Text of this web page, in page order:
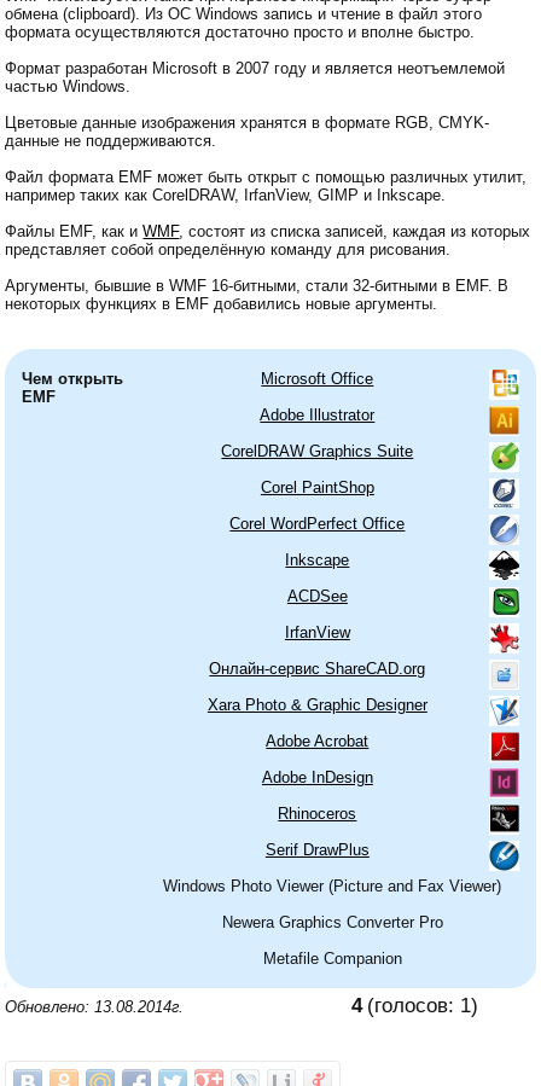
обмена (clipboard). Из ОС Windows запись и чтение в файл этого
формата осуществляются достаточно просто и вполне быстро.
Формат разработан Microsoft в 2007 году и является неотъемлемой
частью Windows.
Цветовые данные изображения хранятся в формате RGB, CMYK-
данные не поддерживаются.
Файл формата EMF может быть открыт с помощью различных утилит,
например таких как CorelDRAW, IrfanView, GIMP и Inkscape.
Файлы EMF, как иWMF, состоят из списка записей, каждая из которых
представляет собой определённую команду для рисования.
Аргументы, бывшие в WMF 16-битными, стали 32-битными в EMF. В
некоторых функциях в EMF добавились новые аргументы.
Чем открыть
EMF
Microsoft Office
Adobe Illustrator
CorelDRAW Graphics Suite
Corel PaintShop
Corel WordPerfect Office
Inkscape
ACDSee
IrfanView
Онлайн-сервис ShareCAD.org
Xara Photo & Graphic Designer
Adobe Acrobat
Adobe InDesign
Rhinoceros
Serif DrawPlus
Windows Photo Viewer (Picture and Fax Viewer)
Newera Graphics Converter Pro
Metafile Companion
Обновлено: 13.08.2014г. 4 (голосов: 1)